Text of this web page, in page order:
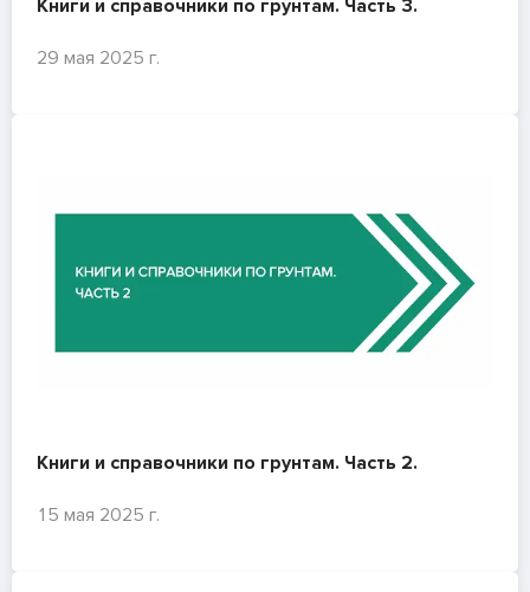
Книги и справочники по грунтам. Часть 3.
29 мая 2025 г.
Книги и справочники по грунтам. Часть 2.
15 мая 2025 г.